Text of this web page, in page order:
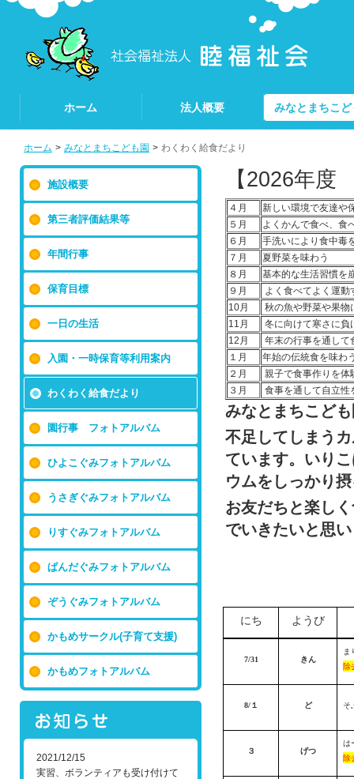
ホーム 法人概要 みなとまちこ
ホーム > みなとまちこども園 > わくわく給食だより
施設概要
第三者評価結果等
年間行事
保育目標
一日の生活
入園・一時保育等利用案内
わくわく給食だより
園行事 フォトアルバム
ひよこぐみフォトアルバム
うさぎぐみフォトアルバム
りすぐみフォトアルバム
ぱんだぐみフォトアルバム
ぞうぐみフォトアルバム
かもめサークル(子育て支援)
かもめフォトアルバム
2021/12/15
実習、ボランティアも受け付けて
【2026年
４月
新しい環境で友達や
５月
よくかんで食べ、食
６月
手洗いにより食中毒
７月
夏野菜を味わう
８月
基本的な生活習慣を
９月
よく食べてよく運動
10月
秋の魚や野菜や果物
11月
冬に向けて寒さに負
12月
年末の行事を通して
１月
年始の伝統食を味わ
２月
親子で食事作りを体
３月
食事を通して自立性
みなとまちこど
不足してしまう
ています。いり
ウムをしっかり
お友だちと楽し
でいきたいと思
にち ようび
7/31 きん
ま
除
8/１ ど そ
３ げつ
は
除